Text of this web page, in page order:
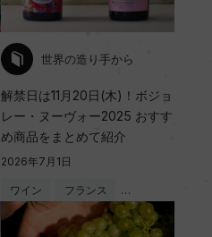
世界の造り手から
解禁日は11月20日(木)！ボジョ
レー・ヌーヴォー2025 おすす
め商品をまとめて紹介
2026年7月1日
ワイン フランス …